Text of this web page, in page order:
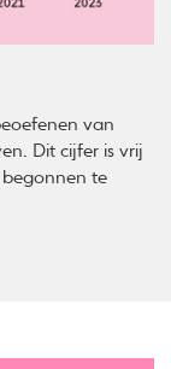
van
Dit cijfer is vrij
begonnen te